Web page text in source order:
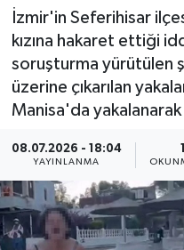
İzmir'in Seferihisar
kızına hakaret ettiği
soruşturma yürütülen
üzerine çıkarılan
Manisa'da
08.07.2026 - 18:04
YAYINLANMA
Gündem
Resmi İlan
Siyaset
Spor
Türkiye
Tüm Manşetler
Son Dakika
Haber Arşivi